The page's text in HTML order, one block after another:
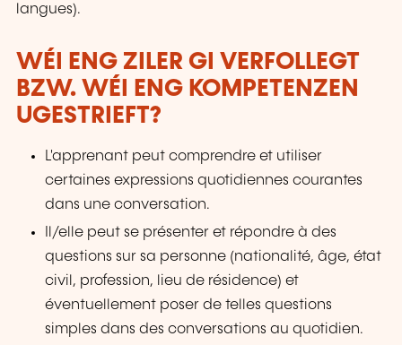
langues).
WÉI ENG ZILER GI VERFOLLEGT
BZW. WÉI ENG KOMPETENZEN
UGESTRIEFT?
L'apprenant peut comprendre et utiliser
certaines expressions quotidiennes courantes
dans une conversation.
Il/elle peut se présenter et répondre à des
questions sur sa personne (nationalité, âge, état
civil, profession, lieu de résidence) et
éventuellement poser de telles questions
simples dans des conversations au quotidien.